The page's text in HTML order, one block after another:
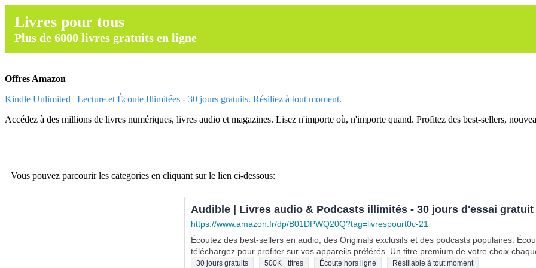
Livres pour tous
Plus de 6000 livres gratuits en ligne
Offres Amazon
Kindle Unlimited | Lecture et Écoute Illimitées - 30 jours gratuits. Résiliez à tout moment.
Accédez à des millions de livres numériques, livres audio et magazines. Lisez n'importe où, n'importe quand. Profitez des best-sellers,
Vous pouvez parcourir les categories en cliquant sur le lien ci-dessous:
Audible | Livres audio & Podcasts illimités - 30 jours d'essai gratuit
https://www.amazon.fr/dp/B01DPWQ20Q?tag=livrespourt0c-21
Écoutez des best-sellers en audio, des Originals exclusifs et des podcasts populaires.
téléchargez pour profiter sur vos appareils préférés. Un titre premium de votre choix
30 jours gratuits 500K+ titres Écoute hors ligne Résiliable à tout moment